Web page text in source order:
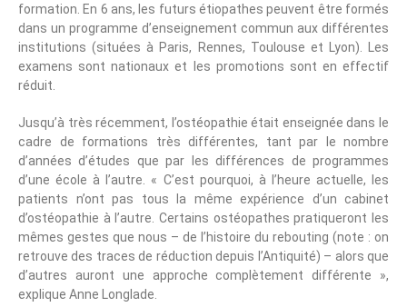
formation. En 6 ans, les futurs étiopathes peuvent être formés
dans un programme d’enseignement commun aux différentes
institutions (situées à Paris, Rennes, Toulouse et Lyon). Les
examens sont nationaux et les promotions sont en effectif
réduit.
Jusqu’à très récemment, l’ostéopathie était enseignée dans le
cadre de formations très différentes, tant par le nombre
d’années d’études que par les différences de programmes
d’une école à l’autre. « C’est pourquoi, à l’heure actuelle, les
patients n’ont pas tous la même expérience d’un cabinet
d’ostéopathie à l’autre. Certains ostéopathes pratiqueront les
mêmes gestes que nous – de l’histoire du rebouting (note : on
retrouve des traces de réduction depuis l’Antiquité) – alors que
d’autres auront une approche complètement différente »,
explique Anne Longlade.